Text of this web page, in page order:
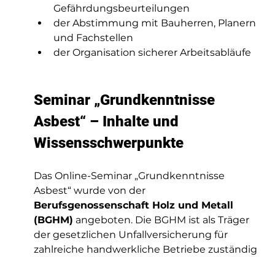
Gefährdungsbeurteilungen
der Abstimmung mit Bauherren, Planern
und Fachstellen
der Organisation sicherer Arbeitsabläufe
Seminar „Grundkenntnisse
Asbest“ – Inhalte und
Wissensschwerpunkte
Das Online-Seminar „Grundkenntnisse
Asbest“ wurde von der
Berufsgenossenschaft Holz und Metall
(BGHM) angeboten. Die BGHM ist als Träger
der gesetzlichen Unfallversicherung für
zahlreiche handwerkliche Betriebe zuständig